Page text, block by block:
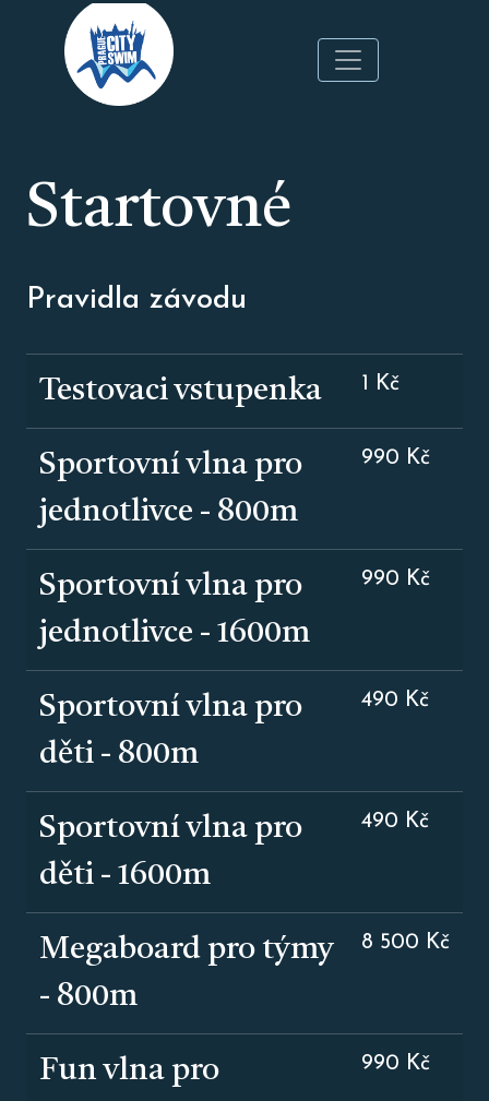
hlavnímu
Startovné
Pravidla závodu
Testovaci vstupenka 1 Kč
Sportovní vlna pro
jednotlivce - 800m
990 Kč
Sportovní vlna pro
jednotlivce - 1600m
990 Kč
Sportovní vlna pro
děti - 800m
490 Kč
Sportovní vlna pro
děti - 1600m
490 Kč
Megaboard pro týmy
- 800m
8 500 Kč
Fun vlna pro
990 Kč